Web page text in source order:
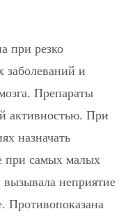
при резко
и
Препараты
активностью. При
назначать
при самых малых
вызывала неприятие
Противопоказана